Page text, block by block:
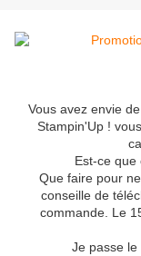
Vous avez envie
Stampin'Up !
Est-ce que
Que faire pour
conseille de
commande. Le
Je passe